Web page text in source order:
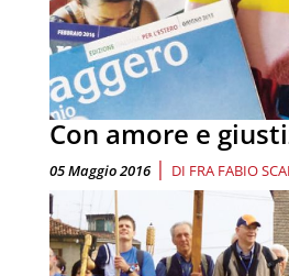
Con amore e
05 Maggio 2016 | DI FRA FABIO